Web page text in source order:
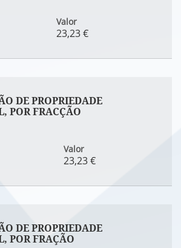
Valor
23,23 €
DE PROPRIEDADE
POR FRACÇÃO
Valor
23,23 €
DE PROPRIEDADE
POR FRAÇÃO